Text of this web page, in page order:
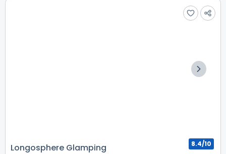
Longosphere Glamping 8.4/10